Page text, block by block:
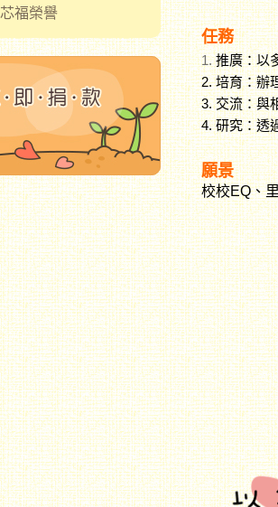
芯福榮譽
任務
1.推廣：以
2. 培育：辦
3. 交流：與
4. 研究：透
願景
校校EQ、